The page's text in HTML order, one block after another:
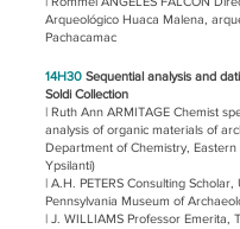
Arqueológico Huaca Malena,
Pachacamac
14H30 Sequential analysis and
Soldi Collection
| Ruth Ann ARMITAGE Chemist
analysis of organic materials of
Department of Chemistry, Eastern
Ypsilanti)
| A.H. PETERS Consulting Scholar,
Pennsylvania Museum of
| J. WILLIAMS Professor Emerita,